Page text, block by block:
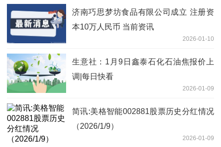
济南巧思梦坊食品有限公司成立 注册资
本10万人民币 当前资讯
2026-01-10
生意社：1月9日鑫泰石化石油焦报价上
调|每日快看
2026-01-09
简讯:美格智能002881股票历史分红情况
（2026/1/9）
2026-01-09